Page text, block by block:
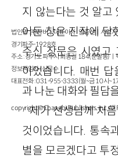
지 않는다는 것 알고
어둔 창은 진작에 닫
주신 장문은 시였고
이었습니다. 매번
과 나눈 대화와 필담
제가 선생님께 처
것이었습니다. 통속
별을 모르겠다고 투
법인명 : ㈜창비ㅣ대표이사 : 염종선ㅣ사
경기파주-1928호
주소 : 경기도 파주시 회동길 184(문발동)
정보책임자 : 신문수
대표전화 : 031-955-3333(월~금 10시
copyright © Changbi Publishers, inc. All